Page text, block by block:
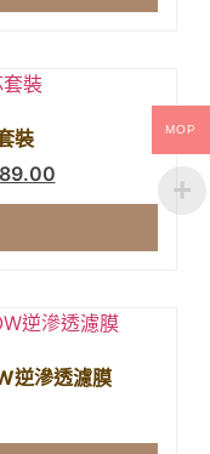
裝
逆滲透濾膜
MOP